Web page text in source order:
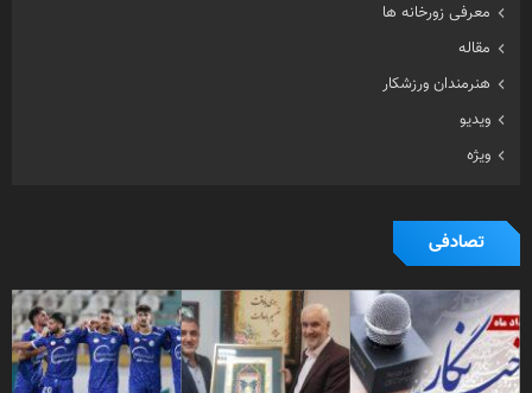
معرفی زورخانه ها
مقاله
هنرمندان ورزشکار
ویدیو
ویژه
تصادفی